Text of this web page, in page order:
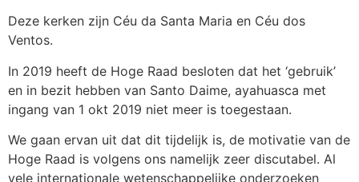
Deze kerken zijn Céu da Santa Maria en Céu dos
Ventos.
In 2019 heeft de Hoge Raad besloten dat het ‘gebruik’
en in bezit hebben van Santo Daime, ayahuasca met
ingang van 1 okt 2019 niet meer is toegestaan.
We gaan ervan uit dat dit tijdelijk is, de motivatie van de
Hoge Raad is volgens ons namelijk zeer discutabel. Al
vele internationale wetenschappelijke onderzoeken